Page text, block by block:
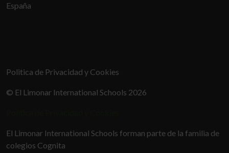
España
Politica de Privacidad y Cookies
© El Limonar International Schools 2026
El Limonar International Schools forman parte de la familia de
colegios Cognita